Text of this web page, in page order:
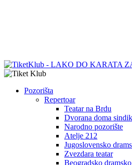
Pozorišta
Repertoar
Teatar na Brdu
Dvorana doma
Narodno pozorište
Atelje 212
Jugoslovensko
Zvezdara teatar
Beogradsko